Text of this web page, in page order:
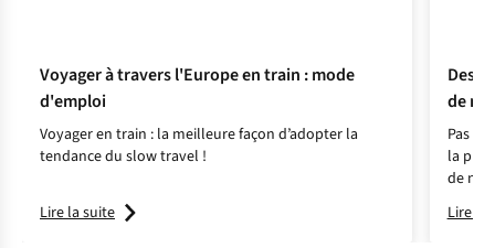
Voyager à travers l'Europe en train : mode
d'emploi
Voyager en train : la meilleure façon d’adopter la
tendance du slow travel !
Lire la suite
de
Pas
la
de
Lire la